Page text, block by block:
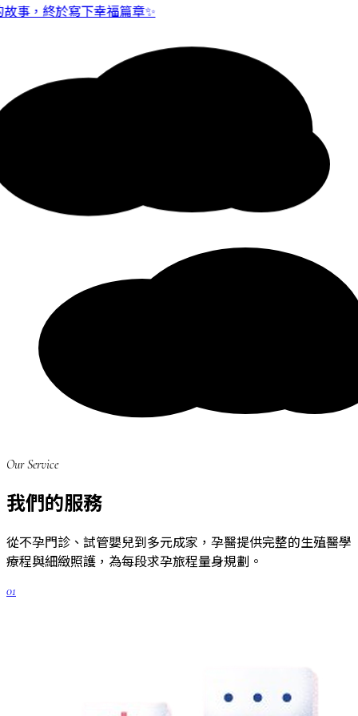
事，終於寫下幸福篇章✨
Our Service
我們的服務
從不孕門診、試管嬰兒到多元成家，孕醫提供完整的生殖醫學
療程與細緻照護，為每段求孕旅程量身規劃。
01